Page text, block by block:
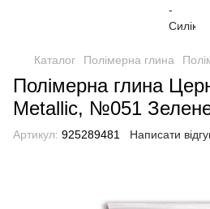
Каталог Полімерна глина
Полімерна глина
Metallic, №051
Артикул: 925289481 Написати